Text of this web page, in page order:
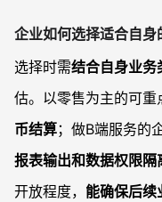
企业如何选择适合自身
选择时需结合自身业务
估。以零售为主的可重
币结算；做B端服务的
报表输出和数据权限隔
开放程度， 能确保后续